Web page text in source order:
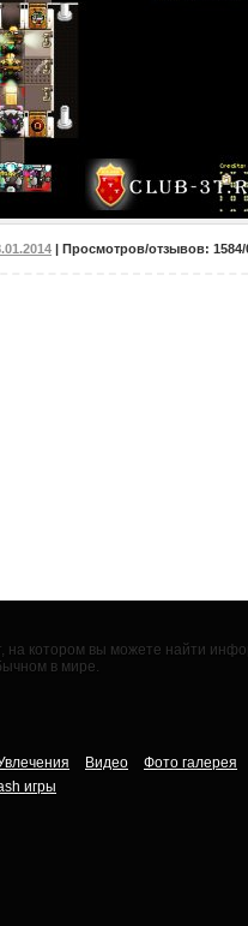
| Просмотров/отзывов: 1584/
на котором вы можете найти
в мире.
Видео
Фото галерея
игры